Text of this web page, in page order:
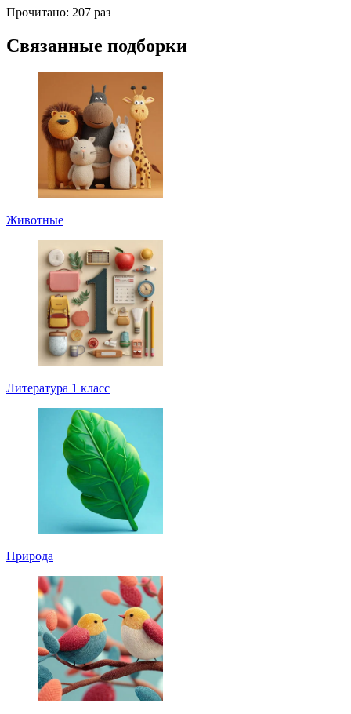
Прочитано: 207 раз
Связанные подборки
Животные
Литература 1 класс
Природа